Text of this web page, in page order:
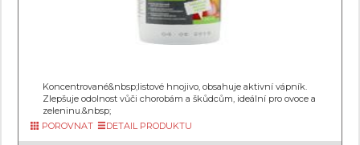
Koncentrované&nbsp;listové hnojivo, obsahuje aktivní vápník.
Zlepšuje odolnost vůči chorobám a škůdcům, ideální pro ovoce a
zeleninu.&nbsp;
POROVNAT
DETAIL PRODUKTU